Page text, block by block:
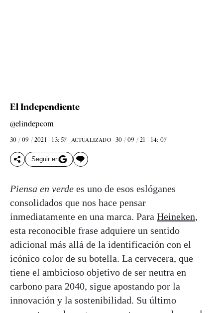
El Independiente
@elindepcom
30 / 09 / 2021 - 13: 57 ACTUALIZADO 30 / 09 / 21 - 14: 07
Seguir en
Piensa en verde es uno de esos eslóganes
consolidados que nos hace pensar
inmediatamente en una marca. Para Heineken,
esta reconocible frase adquiere un sentido
adicional más allá de la identificación con el
icónico color de su botella. La cervecera, que
tiene el ambicioso objetivo de ser neutra en
carbono para 2040, sigue apostando por la
innovación y la sostenibilidad. Su último